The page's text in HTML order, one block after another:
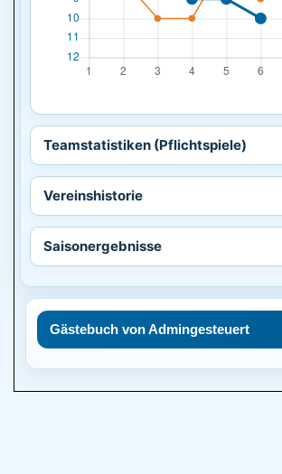
Gästebuch von Admingesteuert
Teamstatistiken (Pflichtspiele)
Vereinshistorie
Saisonergebnisse